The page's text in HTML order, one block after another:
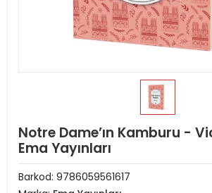
Notre Dame’ın Kamburu -
Ema Yayınları
Barkod: 9786059561617